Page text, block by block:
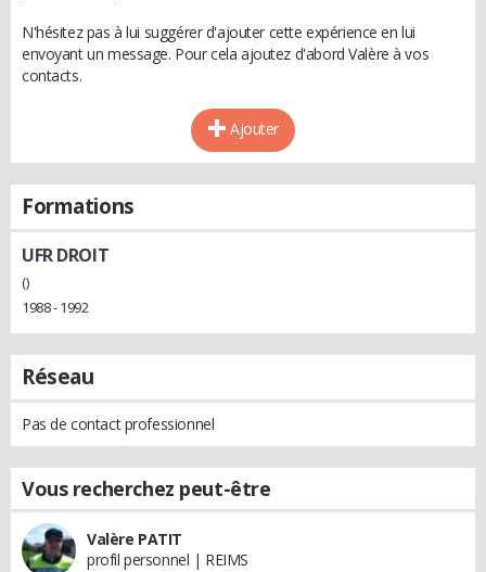
N'hésitez pas à lui suggérer d'ajouter cette expérience en lui
envoyant un message. Pour cela ajoutez d'abord Valère à vos
contacts.
Ajouter
Formations
UFR DROIT
()
1988 - 1992
Réseau
Pas de contact professionnel
Vous recherchez peut-être
Valère PATIT
profil personnel | REIMS